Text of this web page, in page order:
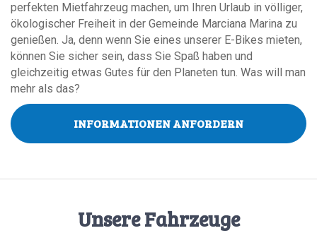
perfekten Mietfahrzeug machen, um Ihren Urlaub in völliger,
ökologischer Freiheit in der Gemeinde Marciana Marina zu
genießen. Ja, denn wenn Sie eines unserer E-Bikes mieten,
können Sie sicher sein, dass Sie Spaß haben und
gleichzeitig etwas Gutes für den Planeten tun. Was will man
mehr als das?
INFORMATIONEN ANFORDERN
Unsere Fahrzeuge